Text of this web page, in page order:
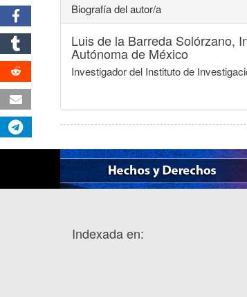
Biografía del autor/a
Luis de la Barreda Solórzano,
Autónoma de México
Investigador del Instituto de
Indexada en: